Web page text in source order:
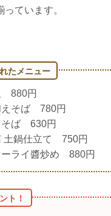
ています。​
880円
えそば 780円
そば 630円
土鍋仕立て 750円
ーライ醬炒め 880円